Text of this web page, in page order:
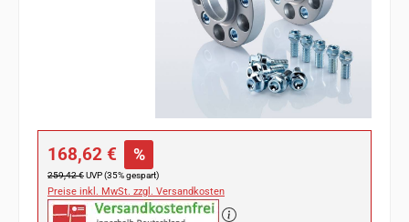
Verkaufspreis:
168,62 € %
Regulärer Preis:
259,42 €UVP (35% gespart)
Preise inkl. MwSt. zzgl. Versandkosten